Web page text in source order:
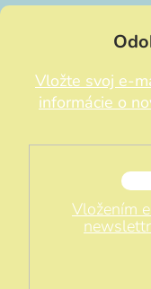
Vložte svoj e-
informácie o
Vložením